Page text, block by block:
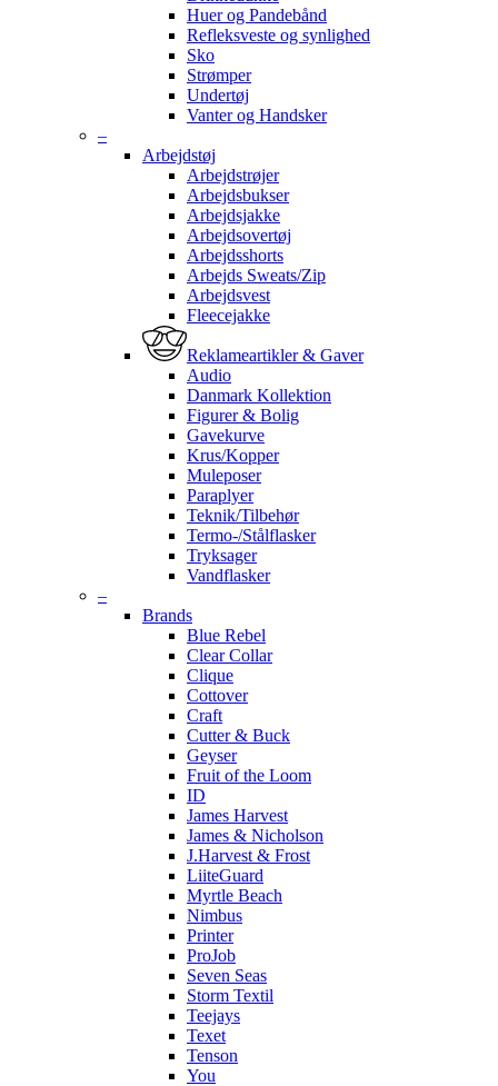
Huer og Pandebånd
Refleksveste og synlighed
Sko
Strømper
Undertøj
Vanter og Handsker
–
Arbejdstøj
Arbejdstrøjer
Arbejdsbukser
Arbejdsjakke
Arbejdsovertøj
Arbejdsshorts
Arbejds Sweats/Zip
Arbejdsvest
Fleecejakke
Reklameartikler & Gaver
Audio
Danmark Kollektion
Figurer & Bolig
Gavekurve
Krus/Kopper
Muleposer
Paraplyer
Teknik/Tilbehør
Termo-/Stålflasker
Tryksager
Vandflasker
–
Brands
Blue Rebel
Clear Collar
Clique
Cottover
Craft
Cutter & Buck
Geyser
Fruit of the Loom
ID
James Harvest
James & Nicholson
J.Harvest & Frost
LiiteGuard
Myrtle Beach
Nimbus
Printer
ProJob
Seven Seas
Storm Textil
Teejays
Texet
Tenson
You